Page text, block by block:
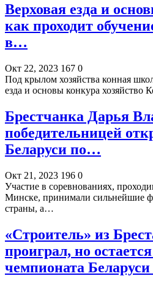
Верховая езда и
как проходит
в…
Окт 22, 2023 167 0
Под крылом хозяйства конная
езда и основы конкура хозяйство
Брестчанка Дарья
победительницей
Беларуси по…
Окт 21, 2023 196 0
Участие в соревнованиях,
Минске, принимали сильнейшие
страны, а…
«Строитель» из
проиграл, но
чемпионата